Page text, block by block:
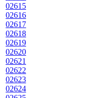
02615
02616
02617
02618
02619
02620
02621
02622
02623
02624